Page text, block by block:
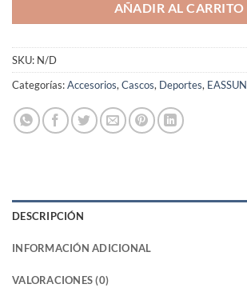
AÑADIR AL CARRITO
SKU: N/D
Categorías:Accesorios, Cascos, Deportes, EASSUN
DESCRIPCIÓN
INFORMACIÓN ADICIONAL
VALORACIONES (0)